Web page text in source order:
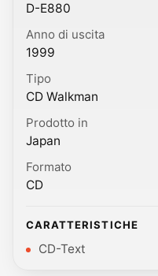
D-E880
Anno di uscita
1999
Tipo
CD Walkman
Prodotto in
Japan
Formato
CD
CARATTERISTICHE
CD-Text